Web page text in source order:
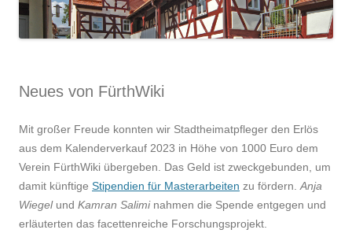
Neues von FürthWiki
Mit großer Freude konnten wir Stadtheimatpfleger den Erlös
aus dem Kalenderverkauf 2023 in Höhe von 1000 Euro dem
Verein FürthWiki übergeben. Das Geld ist zweckgebunden, um
damit künftige Stipendien für Masterarbeiten zu fördern.Anja
Wiegelund Kamran Saliminahmen die Spende entgegen und
erläuterten das facettenreiche Forschungsprojekt.